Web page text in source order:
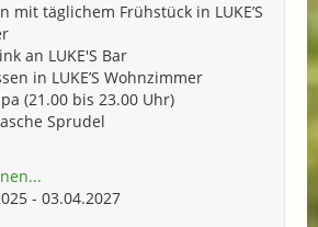
mit täglichem Frühstück in LUKE’S
an LUKE'S Bar
in LUKE’S Wohnzimmer
(21.00 bis 23.00 Uhr)
Sprudel
- 03.04.2027